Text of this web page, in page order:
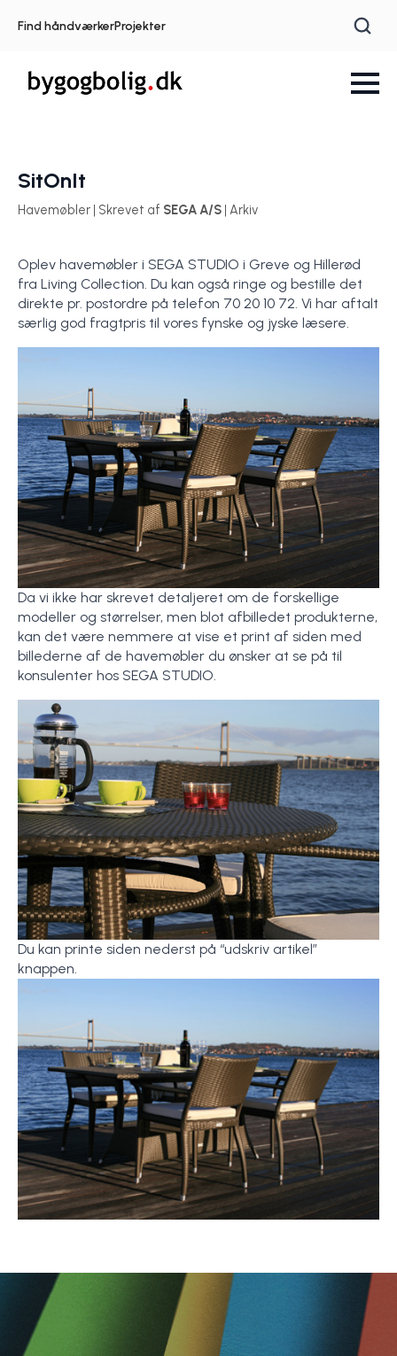
Find håndværkerProjekter
SitOnIt
Havemøbler | Skrevet af SEGA A/S | Arkiv
Oplev havemøbler i SEGA STUDIO i Greve og Hillerød
fra Living Collection. Du kan også ringe og bestille det
direkte pr. postordre på telefon 70 20 10 72. Vi har aftalt
særlig god fragtpris til vores fynske og jyske læsere.
Da vi ikke har skrevet detaljeret om de forskellige
modeller og størrelser, men blot afbilledet produkterne,
kan det være nemmere at vise et print af siden med
billederne af de havemøbler du ønsker at se på til
konsulenter hos SEGA STUDIO.
Du kan printe siden nederst på “udskriv artikel”
knappen.